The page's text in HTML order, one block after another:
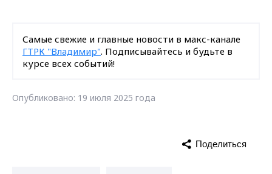
Самые свежие и главные новости в макс-канале
ГТРК "Владимир". Подписывайтесь и будьте в
курсе всех событий!
Опубликовано: 19 июля 2025 года
Поделиться